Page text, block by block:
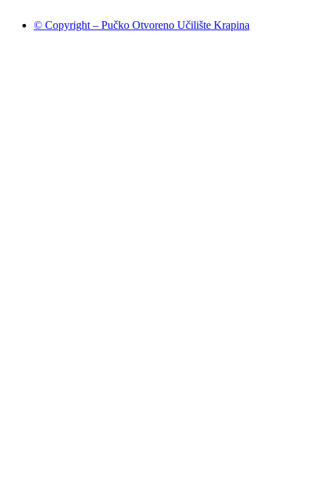
© Copyright – Pučko Otvoreno Učilište Krapina